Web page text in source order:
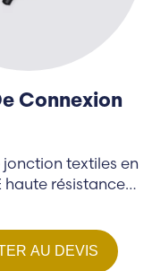
Connexion
textiles en
haute résistance
AU DEVIS